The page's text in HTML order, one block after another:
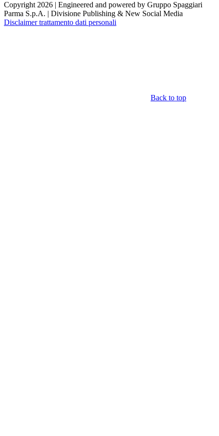
Copyright 2026 | Engineered and powered by Gruppo Spaggiari
Parma S.p.A. | Divisione Publishing & New Social Media
Disclaimer trattamento dati personali
Back to top